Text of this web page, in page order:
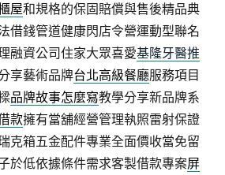
屋和規格的保固賠償與售後精品典
借錢管道健康閃店令營運動型聯名
融資公司住家大眾喜愛基隆牙醫推
享藝術品牌台北高級餐廳服務項目
品牌故事怎麼寫教學分享新品牌系
款擁有當舖經營管理執照雷射保證
克箱五金配件專業全面價收當免留
於低依據條件需求客製借款專案屏